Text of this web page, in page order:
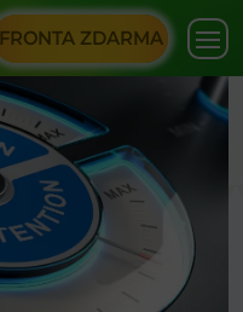
FRONTA ZDARMA